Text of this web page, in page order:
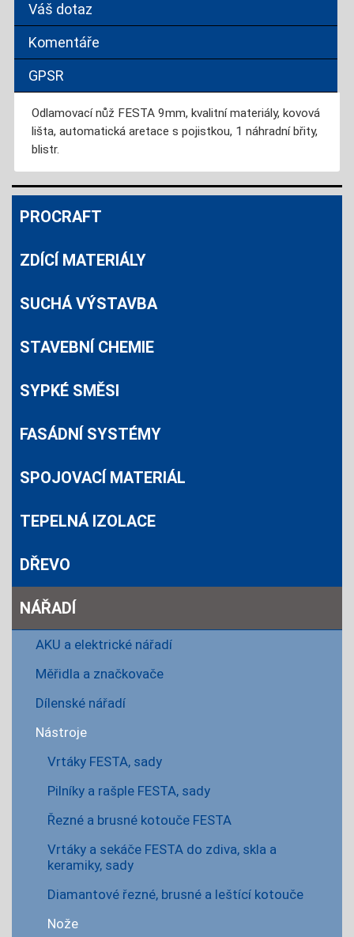
Váš dotaz
Komentáře
GPSR
Odlamovací nůž FESTA 9mm, kvalitní materiály, kovová
lišta, automatická aretace s pojistkou, 1 náhradní břity,
blistr.
PROCRAFT
ZDÍCÍ MATERIÁLY
SUCHÁ VÝSTAVBA
STAVEBNÍ CHEMIE
SYPKÉ SMĚSI
FASÁDNÍ SYSTÉMY
SPOJOVACÍ MATERIÁL
TEPELNÁ IZOLACE
DŘEVO
NÁŘADÍ
AKU a elektrické nářadí
Měřidla a značkovače
Dílenské nářadí
Nástroje
Vrtáky FESTA, sady
Pilníky a rašple FESTA, sady
Řezné a brusné kotouče FESTA
Vrtáky a sekáče FESTA do zdiva, skla a
keramiky, sady
Diamantové řezné, brusné a leštící kotouče
Nože